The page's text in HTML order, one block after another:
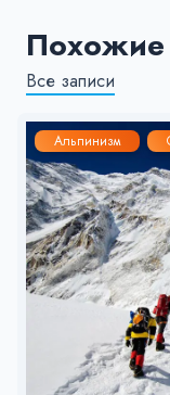
Похожие
Все записи
Альпинизм